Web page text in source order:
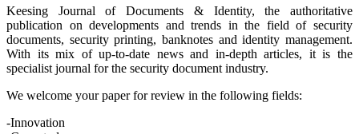
Keesing Journal of Documents & Identity, the authoritative
publication on developments and trends in the field of security
documents, security printing, banknotes and identity management.
With its mix of up-to-date news and in-depth articles, it is the
specialist journal for the security document industry.
We welcome your paper for review in the following fields:
-Innovation